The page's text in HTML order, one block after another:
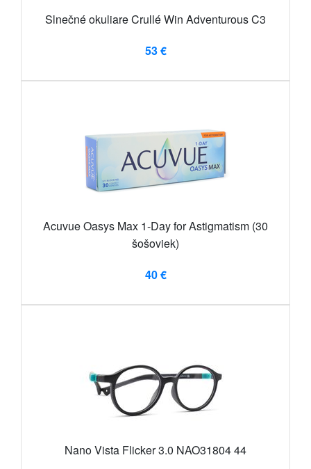
Slnečné okuliare Crullé Win Adventurous C3
53 €
Acuvue Oasys Max 1-Day for Astigmatism (30
šošoviek)
40 €
Nano Vista Flicker 3.0 NAO31804 44